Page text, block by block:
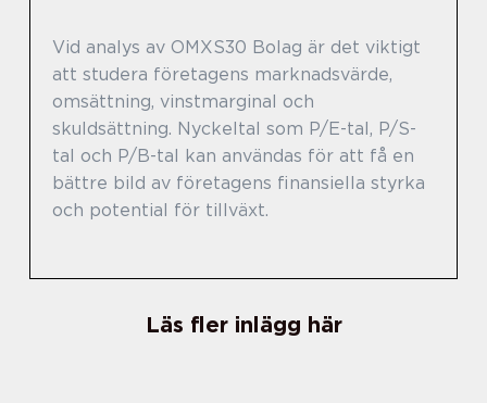
Vid analys av OMXS30 Bolag är det viktigt
att studera företagens marknadsvärde,
omsättning, vinstmarginal och
skuldsättning. Nyckeltal som P/E-tal, P/S-
tal och P/B-tal kan användas för att få en
bättre bild av företagens finansiella styrka
och potential för tillväxt.
Läs fler inlägg här